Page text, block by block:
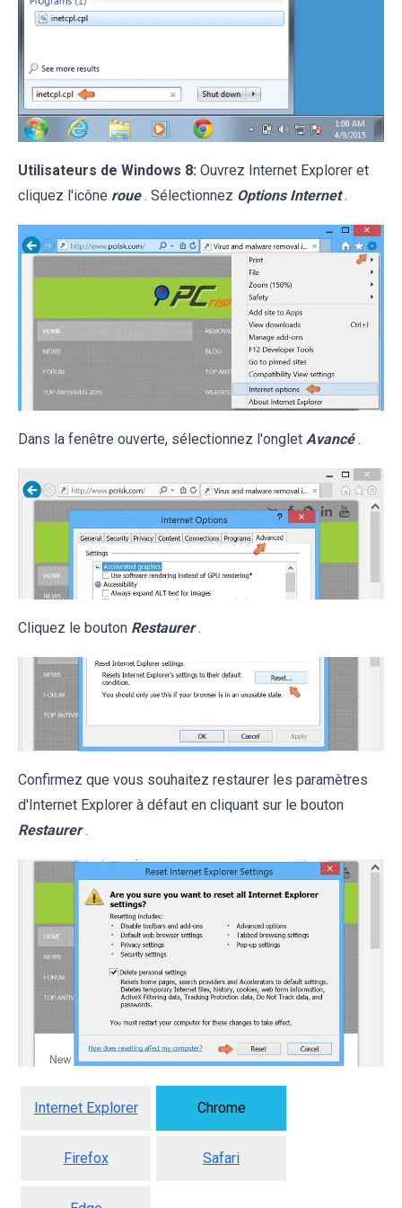
Utilisateurs de Windows 8: Ouvrez Internet Explorer et
cliquez l'icône roue . Sélectionnez Options Internet .
Dans la fenêtre ouverte, sélectionnez l'onglet Avancé .
Cliquez le bouton Restaurer .
Confirmez que vous souhaitez restaurer les paramètres
d'Internet Explorer à défaut en cliquant sur le bouton
Restaurer .
Internet Explorer Chrome
Firefox Safari